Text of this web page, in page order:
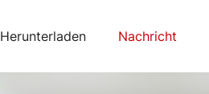
Herunterladen Nachricht